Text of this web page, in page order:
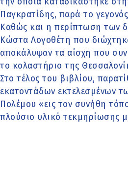
Παγκρατίδης, παρά το
Καθώς και η περίπτωση των
Κώστα Λογοθέτη που
αποκάλυψαν τα αίσχη που
το κολαστήριο της
Στο τέλος του βιβλίου,
εκατοντάδων εκτελεσμένων
Πολέμου «εις τον συνήθη
πλούσιο υλικό τεκμηρίωσης